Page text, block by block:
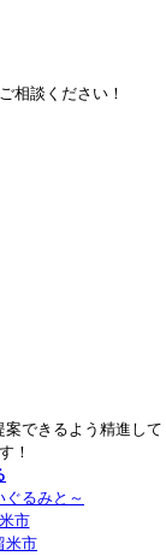
相談ください！
できるよう精進して
！
るみと～
市
米市